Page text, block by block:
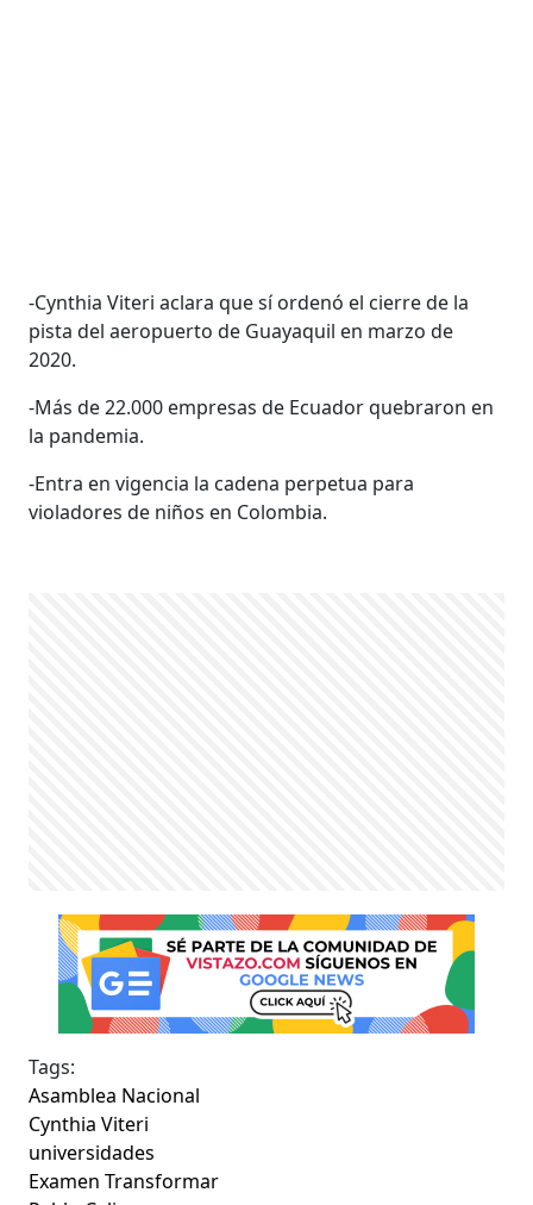
-Cynthia Viteri aclara que sí ordenó el cierre de la
pista del aeropuerto de Guayaquil en marzo de
2020.
-Más de 22.000 empresas de Ecuador quebraron en
la pandemia.
-Entra en vigencia la cadena perpetua para
violadores de niños en Colombia.
Tags:
Asamblea Nacional
Cynthia Viteri
universidades
Examen Transformar